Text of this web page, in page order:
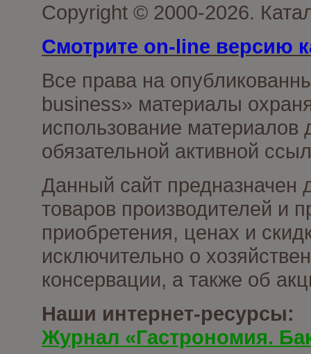
Copyright © 2000-2026.
Смотрите on-line версию
Все права на
business» материалы
использование материалов
обязательной активной
Данный сайт предназначен
товаров производителей и
приобретения, ценах и
исключительно о
консервации, а также об
Наши интернет-ресурсы:
Журнал «Гастрономия.